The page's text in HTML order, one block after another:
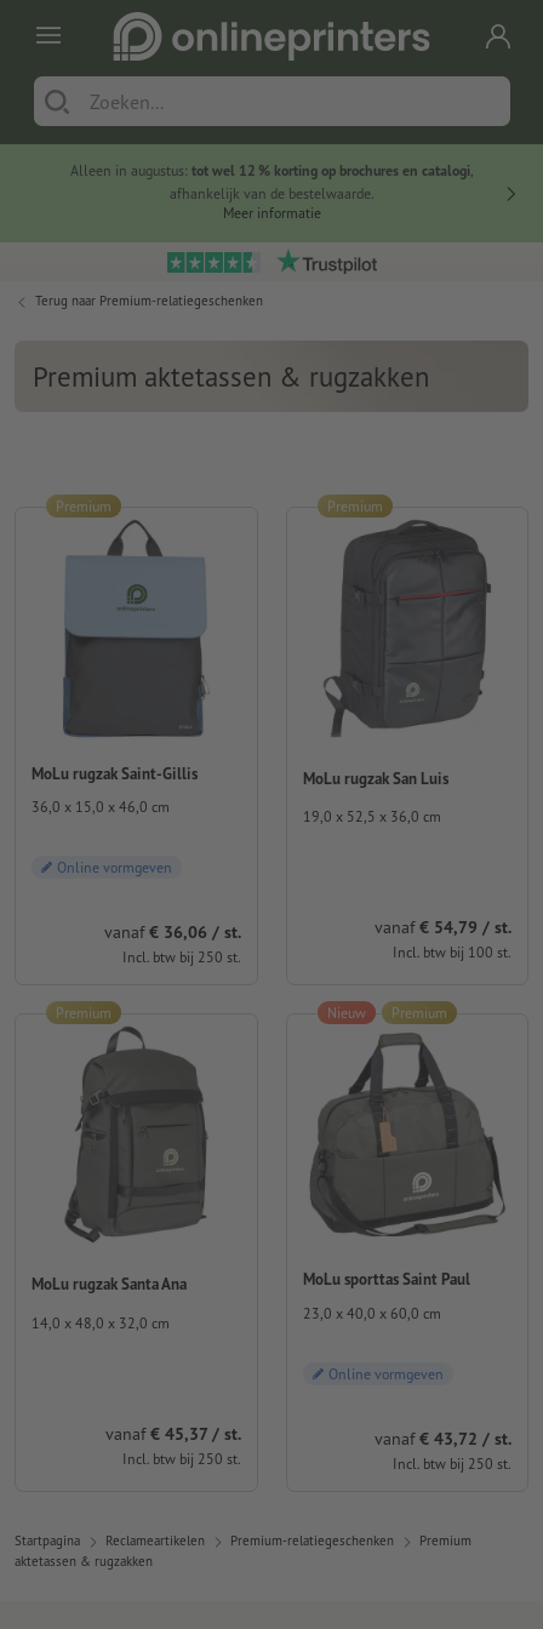
Alleen in augustus: tot wel 12 % korting op brochures en catalogi,
afhankelijk van de bestelwaarde.
Meer informatie
Terug naar Premium-relatiegeschenken
Premium aktetassen & rugzakken
MoLu rugzak Saint-Gillis
36,0 x 15,0 x 46,0 cm
Online vormgeven
vanaf€ 36,06 / st.
Incl. btw bij 250 st.
Premium
MoLu rugzak San Luis
19,0 x 52,5 x 36,0 cm
vanaf€ 54,79 / st.
Incl. btw bij 100 st.
Premium
MoLu rugzak Santa Ana
14,0 x 48,0 x 32,0 cm
vanaf€ 45,37 / st.
Incl. btw bij 250 st.
Premium
MoLu sporttas Saint Paul
23,0 x 40,0 x 60,0 cm
Online vormgeven
vanaf€ 43,72 / st.
Incl. btw bij 250 st.
Nieuw Premium
Startpagina Reclameartikelen Premium-relatiegeschenken
Premium
aktetassen & rugzakken